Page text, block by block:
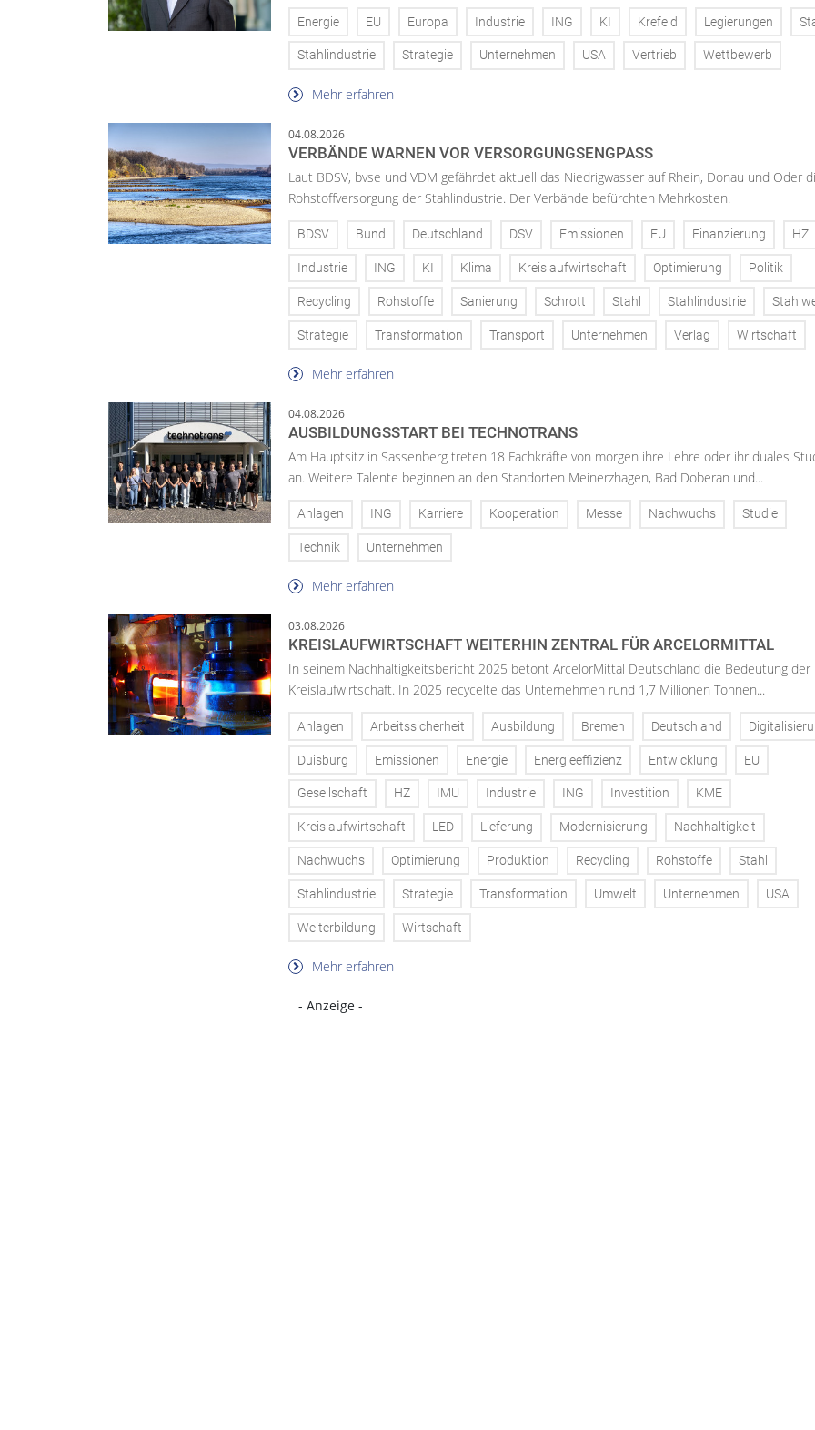
Energie EU Europa Industrie ING KI Krefeld Legierungen
Stahlindustrie Strategie Unternehmen USA Vertrieb Wettbewerb
Mehr erfahren
04.08.2026
VERBÄNDE WARNEN VOR VERSORGUNGSENGPASS
Laut BDSV, bvse und VDM gefährdet aktuell das Niedrigwasser auf Rhein, Donau und Oder
Rohstoffversorgung der Stahlindustrie. Der Verbände befürchten Mehrkosten.
BDSV Bund Deutschland DSV Emissionen EU Finanzierung HZ
Industrie ING KI Klima Kreislaufwirtschaft Optimierung Politik
Recycling Rohstoffe Sanierung Schrott Stahl Stahlindustrie
Strategie Transformation Transport Unternehmen Verlag Wirtschaft
Mehr erfahren
04.08.2026
AUSBILDUNGSSTART BEI TECHNOTRANS
Am Hauptsitz in Sassenberg treten 18 Fachkräfte von morgen ihre Lehre oder ihr duales
an. Weitere Talente beginnen an den Standorten Meinerzhagen, Bad Doberan und...
Anlagen ING Karriere Kooperation Messe Nachwuchs Studie
Technik Unternehmen
Mehr erfahren
03.08.2026
KREISLAUFWIRTSCHAFT WEITERHIN ZENTRAL FÜR ARCELORMITTAL
In seinem Nachhaltigkeitsbericht 2025 betont ArcelorMittal Deutschland die Bedeutung der
Kreislaufwirtschaft. In 2025 recycelte das Unternehmen rund 1,7 Millionen Tonnen...
Anlagen Arbeitssicherheit Ausbildung Bremen Deutschland
Duisburg Emissionen Energie Energieeffizienz Entwicklung EU
Gesellschaft HZ IMU Industrie ING Investition KME
Kreislaufwirtschaft LED Lieferung Modernisierung Nachhaltigkeit
Nachwuchs Optimierung Produktion Recycling Rohstoffe Stahl
Stahlindustrie Strategie Transformation Umwelt Unternehmen USA
Weiterbildung Wirtschaft
Mehr erfahren
- Anzeige -